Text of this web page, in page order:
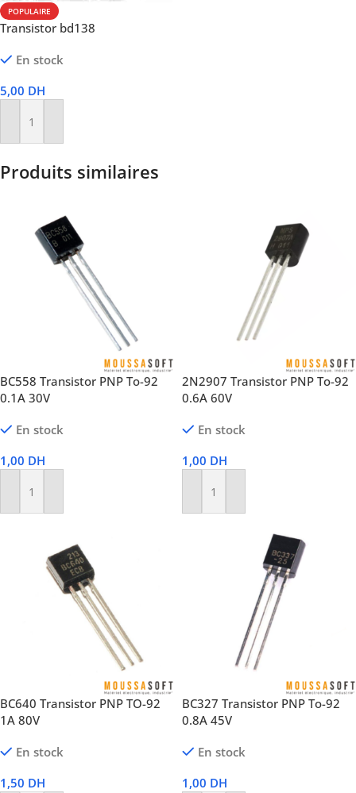
POPULAIRE
Transistor bd138
En stock
5,00 DH
Ajouter Au Panier
Produits similaires
BC558 Transistor PNP To-92
0.1A 30V
En stock
1,00 DH
Ajouter Au Panier
2N2907 Transistor PNP To-92
0.6A 60V
En stock
1,00 DH
Ajouter Au Panier
BC640 Transistor PNP TO-92
1A 80V
En stock
1,50 DH
BC327 Transistor PNP To-92
0.8A 45V
En stock
1,00 DH